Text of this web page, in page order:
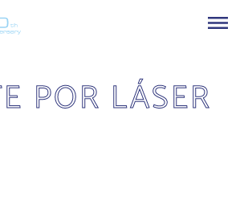
POR LÁSER